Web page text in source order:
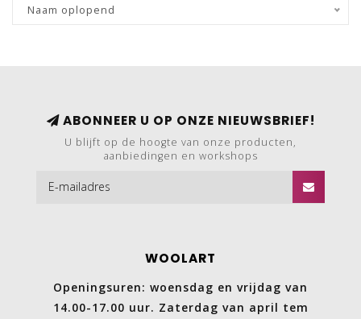
Naam oplopend
ABONNEER U OP ONZE NIEUWSBRIEF!
U blijft op de hoogte van onze producten,
aanbiedingen en workshops
WOOLART
Openingsuren: woensdag en vrijdag van
14.00-17.00 uur. Zaterdag van april tem